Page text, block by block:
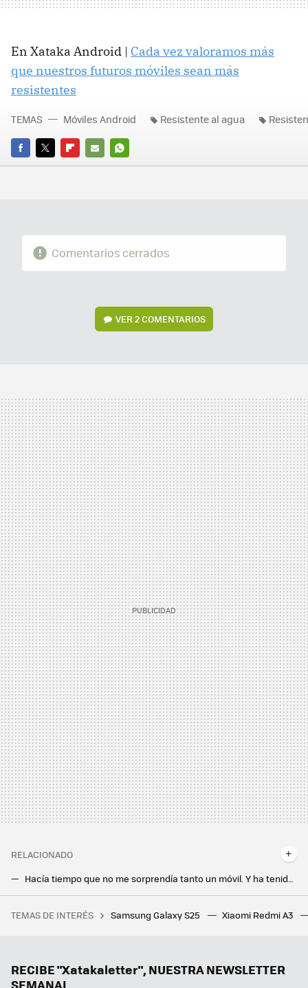
En Xataka Android | Cada vez valoramos más
que nuestros futuros móviles sean más
resistentes
FACEBOOK
TWITTERFLIPBOARD
E-
WHATSAPP
TEMAS Móviles Android Resistente al agua
Comentarios cerrados
VER2 COMENTARIOS
RELACIONADO
Hacía tiempo que no me sorprendía tanto un móvil. Y ha tenido que ser uno rugerizado
Los móviles con proyector existen: el Unihertz Tank 3 Pro es una powerbank hecha móvil que proyecta la pantalla sobre cualquier pared
Trucos prácticos: siete cosas que sin Apple Intelligence antes no podías hacer y ahora sí
TEMAS DE INTERÉS Samsung Galaxy S25 Xiaomi Redmi A3
RECIBE "Xatakaletter", NUESTRA NEWSLETTER